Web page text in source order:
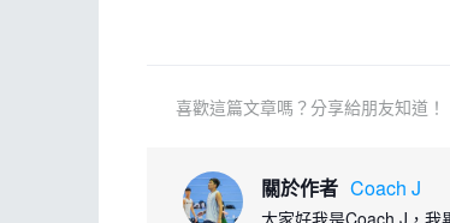
喜歡這篇文章嗎？分享給朋友知道！
關於作者 Coach J